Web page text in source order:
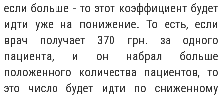
если больше - то этот коэффициент будет
идти уже на понижение. То есть, если
врач получает 370 грн. за одного
пациента, и он набрал больше
положенного количества пациентов, то
это число будет идти по сниженному